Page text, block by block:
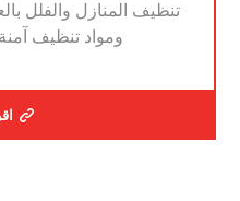
تنظيف المنازل والفلل
ومواد تنظيف